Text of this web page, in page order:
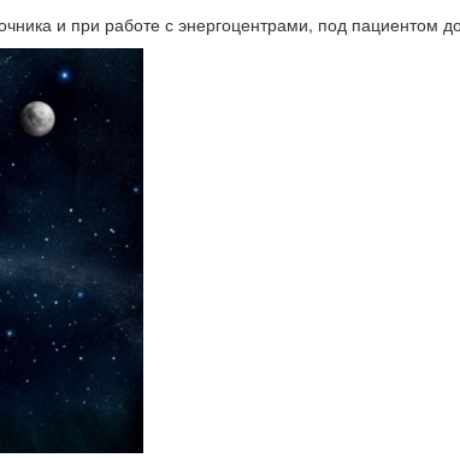
и при работе с энергоцентрами, под пациентом